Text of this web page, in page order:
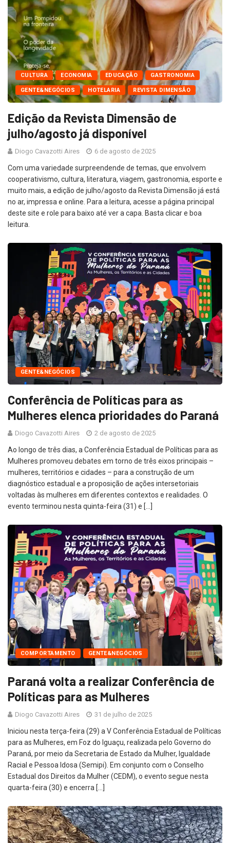
CULTURA ECONOMIA EDUCAÇÃO GASTRONOMIA
GENTE&NEGÓCIOS HOTELARIA REVISTA DIMENSÃO
Edição da Revista Dimensão de
julho/agosto já disponível
Diogo Cavazotti Aires 6 de agosto de 2025
Com uma variedade surpreendende de temas, que envolvem
cooperativismo, cultura, literatura, viagem, gastronomia, esporte e
muito mais, a edição de julho/agosto da Revista Dimensão já está
no ar, impressa e online. Para a leitura, acesse a página principal
deste site e role para baixo até ver a capa. Basta clicar e boa
leitura.
GENTE&NEGÓCIOS
Conferência de Políticas para as
Mulheres elenca prioridades do Paraná
Diogo Cavazotti Aires 2 de agosto de 2025
Ao longo de três dias, a Conferência Estadual de Políticas para as
Mulheres promoveu debates em torno de três eixos principais –
mulheres, territórios e cidades – para a construção de um
diagnóstico estadual e a proposição de ações intersetoriais
voltadas às mulheres em diferentes contextos e realidades. O
evento terminou nesta quinta-feira (31) e […]
COMPORTAMENTO GENTE&NEGÓCIOS
Paraná volta a realizar Conferência de
Políticas para as Mulheres
Diogo Cavazotti Aires 31 de julho de 2025
Iniciou nesta terça-feira (29) a V Conferência Estadual de Políticas
para as Mulheres, em Foz do Iguaçu, realizada pelo Governo do
Paraná, por meio da Secretaria de Estado da Mulher, Igualdade
Racial e Pessoa Idosa (Semipi). Em conjunto com o Conselho
Estadual dos Direitos da Mulher (CEDM), o evento segue nesta
quarta-feira (30) e encerra […]